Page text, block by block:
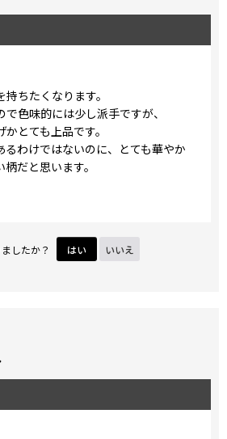
ちたくなります。
色味的には少し派手ですが、
とても上品です。
るわけではないのに、とても華やか
だと思います。
したか？ はい いいえ